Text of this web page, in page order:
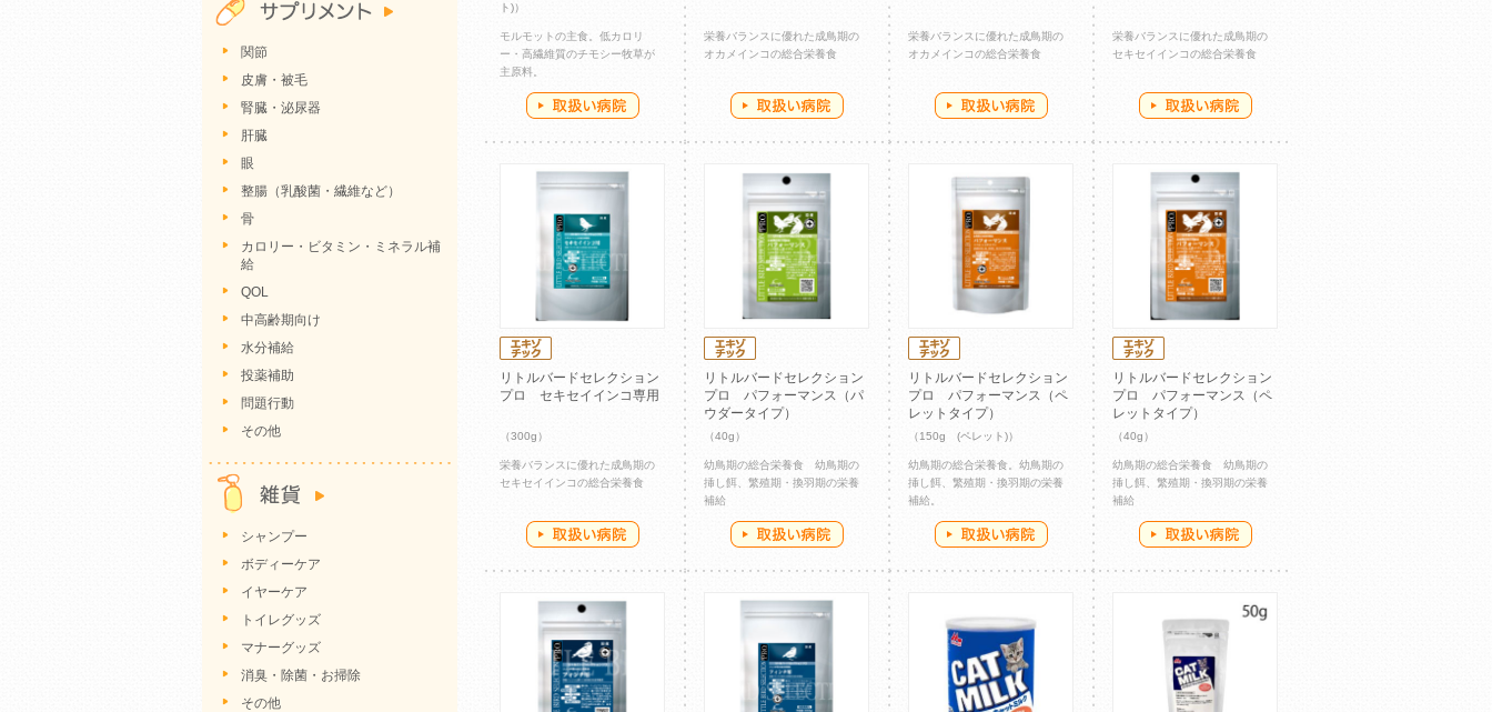
ト)）
モルモットの主食。低カロリ
ー・高繊維質のチモシー牧草が
主原料。
栄養バランスに優れた成鳥期の
オカメインコの総合栄養食
栄養バランスに優れた成鳥期の
オカメインコの総合栄養食
栄養バランスに優れた成鳥期の
セキセイインコの総合栄養食
リトルバードセレクション
プロ セキセイインコ専用
（300g）
栄養バランスに優れた成鳥期の
セキセイインコの総合栄養食
リトルバードセレクション
プロ パフォーマンス（パ
ウダータイプ）
（40g）
幼鳥期の総合栄養食 幼鳥期の
挿し餌、繁殖期・換羽期の栄養
補給
リトルバードセレクション
プロ パフォーマンス（ペ
レットタイプ）
（150g (ペレット)）
幼鳥期の総合栄養食。幼鳥期の
挿し餌、繁殖期・換羽期の栄養
補給。
リトルバードセレクション
プロ パフォーマンス（ペ
レットタイプ）
（40g）
幼鳥期の総合栄養食 幼鳥期の
挿し餌、繁殖期・換羽期の栄養
補給
関節
皮膚・被毛
腎臓・泌尿器
肝臓
眼
整腸（乳酸菌・繊維など）
骨
カロリー・ビタミン・ミネラル補
給
QOL
中高齢期向け
水分補給
投薬補助
問題行動
その他
シャンプー
ボディーケア
イヤーケア
トイレグッズ
マナーグッズ
消臭・除菌・お掃除
その他